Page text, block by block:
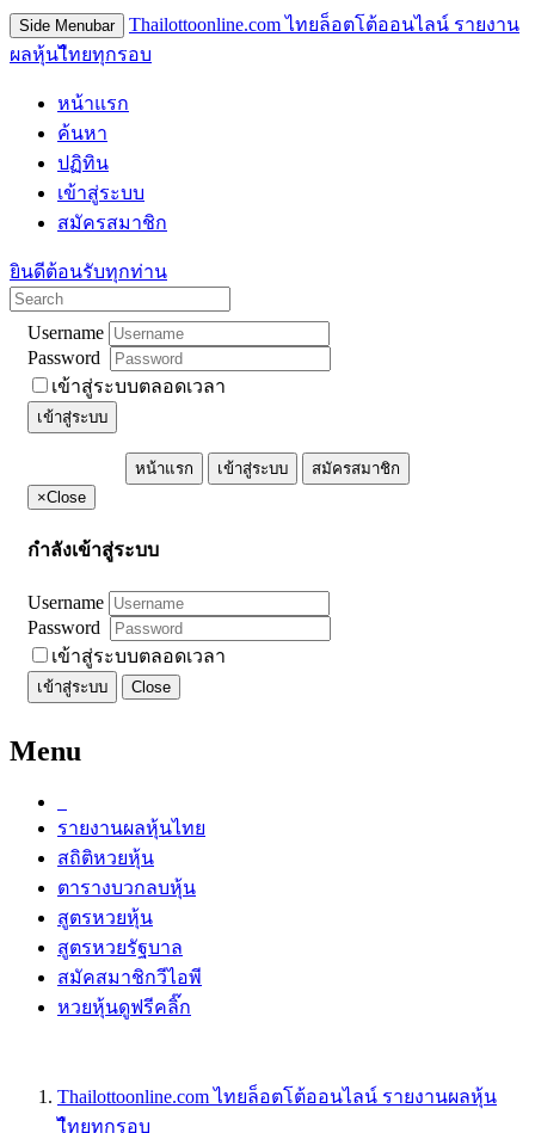
Side Menubar
Thailottoonline.com ไทยล็อตโต้ออนไลน์ รายงาน
ผลหุ้นไืทยทุกรอบ
หน้าแรก
ค้นหา
ปฏิทิน
เข้าสู่ระบบ
สมัครสมาชิก
ยินดีต้อนรับทุกท่าน
Username
Password
เข้าสู่ระบบตลอดเวลา
เข้าสู่ระบบ
หน้าแรก เข้าสู่ระบบ
สมัครสมาชิก
×Close
กำลังเข้าสู่ระบบ
Username
Password
เข้าสู่ระบบตลอดเวลา
เข้าสู่ระบบ Close
Menu
รายงานผลหุ้นไทย
สถิติหวยหุ้น
ตารางบวกลบหุ้น
สูตรหวยหุ้น
สูตรหวยรัฐบาล
สมัคสมาชิกวีไอพี
หวยหุ้นดูฟรีคลิ๊ก
Thailottoonline.com ไทยล็อตโต้ออนไลน์ รายงานผลหุ้น
ไืทยทุกรอบ